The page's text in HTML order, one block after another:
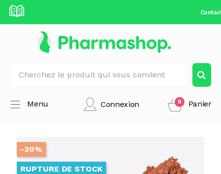
Connexion Panier
0
Menu
-30%
RUPTURE DE STOCK